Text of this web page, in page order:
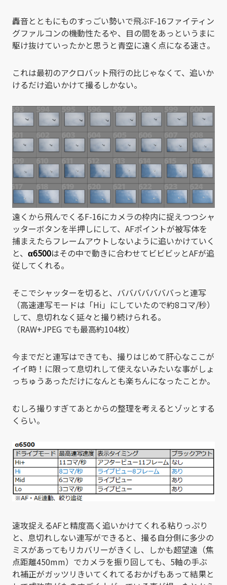
轟音とともにものすっごい勢いで飛ぶF-16ファイティン
グファルコンの機動性たるや、目の間をあっというまに
駆け抜けていったかと思うと青空に遠く点になる速さ。
これは最初のアクロバット飛行の比じゃなくて、追いか
けるだけ追いかけて撮るしかない。
遠くから飛んでくるF-16にカメラの枠内に捉えつつシャ
ッターボタンを半押しにして、AFポイントが被写体を
捕まえたらフレームアウトしないように追いかけていく
と、 α6500はその中で動きに合わせてビビビッとAFが追
従してくれる。
そこでシャッターを切ると、バババババババっと連写
（高速連写モードは「Hi」にしていたので約8コマ/秒）
して、息切れなく延々と撮り続けられる。
（RAW+JPEG でも最高約104枚）
今までだと連写はできても、撮りはじめて肝心なここが
イイ時！に限って息切れして使えないみたいな事がしょ
っちゅうあっただけになんとも楽ちんになったことか。
むしろ撮りすぎてあとからの整理を考えるとゾッとする
くらい。
速攻捉えるAFと精度高く追いかけてくれる粘りっぷり
と、息切れしない連写ができると、撮る自分側に多少の
ミスがあってもリカバリーがきくし、しかも超望遠（焦
点距離450mm）でカメラを振り回しても、5軸の手ぶ
れ補正がガッツリきいてくれてるおかげもあって結果と